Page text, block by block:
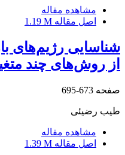
مشاهده مقاله
اصل مقاله 1.19 M
شناسایی رژیم‌های
از روش‌های چند
صفحه 673-695
طیب رضیئی
مشاهده مقاله
اصل مقاله 1.39 M